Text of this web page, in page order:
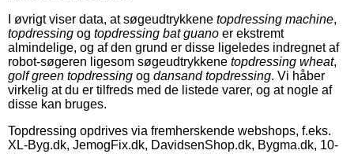
I øvrigt viser data, at søgeudtrykkene topdressing machine,
topdressing og topdressing bat guano er ekstremt
almindelige, og af den grund er disse ligeledes indregnet af
robot-søgeren ligesom søgeudtrykkene topdressing wheat,
golf green topdressing og dansand topdressing. Vi håber
virkelig at du er tilfreds med de listede varer, og at nogle af
disse kan bruges.
Topdressing opdrives via fremherskende webshops, f.eks.
XL-Byg.dk, JemogFix.dk, DavidsenShop.dk, Bygma.dk, 10-